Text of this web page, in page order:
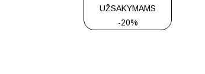
UŽSAKYMAMS
-20%